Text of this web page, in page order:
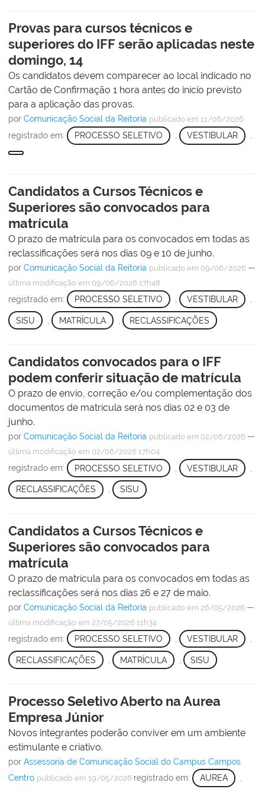
Provas para cursos técnicos e
superiores do IFF serão aplicadas neste
domingo, 14
Os candidatos devem comparecer ao local indicado no
Cartão de Confirmação 1 hora antes do início previsto
para a aplicação das provas.
por Comunicação Social da Reitoria publicado em 11/06/2026
registrado em: PROCESSO SELETIVO , VESTIBULAR ,
Candidatos a Cursos Técnicos e
Superiores são convocados para
matrícula
O prazo de matrícula para os convocados em todas as
reclassificações será nos dias 09 e 10 de junho.
por Comunicação Social da Reitoria publicado em 09/06/2026 —
última modificação em 09/06/2026 17h48
registrado em: PROCESSO SELETIVO VESTIBULAR
SISU MATRÍCULA RECLASSIFICAÇÕES
Candidatos convocados para o IFF
podem conferir situação de matrícula
O prazo de envio, correção e/ou complementação dos
documentos de matrícula será nos dias 02 e 03 de
junho.
por Comunicação Social da Reitoria publicado em 02/06/2026 —
última modificação em 02/06/2026 17h04
registrado em: PROCESSO SELETIVO VESTIBULAR
RECLASSIFICAÇÕES , SISU
Candidatos a Cursos Técnicos e
Superiores são convocados para
matrícula
O prazo de matrícula para os convocados em todas as
reclassificações será nos dias 26 e 27 de maio.
por Comunicação Social da Reitoria publicado em 26/05/2026 —
última modificação em 27/05/2026 11h34
registrado em: PROCESSO SELETIVO VESTIBULAR
RECLASSIFICAÇÕES MATRÍCULA SISU
Processo Seletivo Aberto na Aurea
Empresa Júnior
Novos integrantes poderão conviver em um ambiente
estimulante e criativo.
por Assessoria de Comunicação Social do Campus Campos
Centro publicado em 19/05/2026 registrado em: AUREA ,